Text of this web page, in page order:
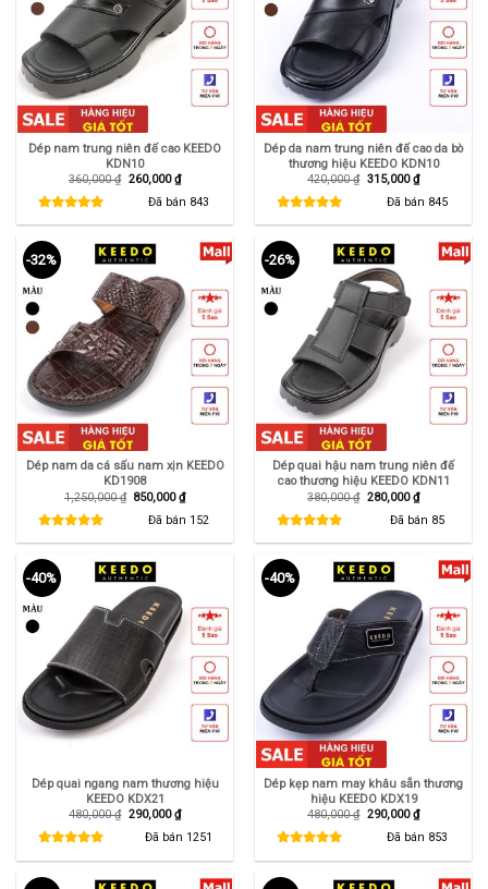
Dép nam trung niên đế cao KEEDO
KDN10
360,000₫ Giá
360,000 ₫.
260,000₫Giá
hiện
tại
là:
260,000 ₫.
Đã bán 843
Dép da nam trung niên đế cao da bò
thương hiệu KEEDO KDN10
420,000₫ Giá
420,000 ₫.
315,000₫Giá
hiện
tại
là:
315,000 ₫.
Đã bán 845
-32%
Dép nam da cá sấu nam xịn KEEDO
KD1908
1,250,000₫ Giá
1,250,000 ₫.
850,000₫Giá
hiện
tại
là:
850,000 ₫.
Đã bán 152
-26%
Dép quai hậu nam trung niên đế
cao thương hiệu KEEDO KDN11
380,000₫ Giá
380,000 ₫.
280,000₫Giá
hiện
tại
là:
280,000 ₫.
Đã bán 85
-40%
Dép quai ngang nam thương hiệu
KEEDO KDX21
480,000₫ Giá
290,000₫Giá
hiện
tại
Đã bán 1251
-40%
Dép kẹp nam may khâu sẵn thương
hiệu KEEDO KDX19
480,000₫ Giá
290,000₫Giá
hiện
tại
Đã bán 853